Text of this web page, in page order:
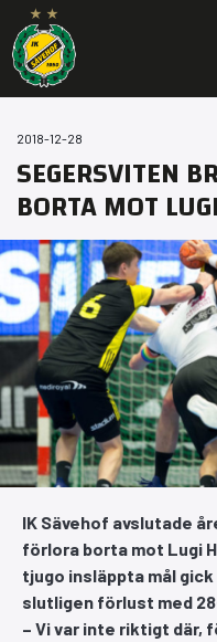
2018-12-28
SEGERSVITEN
BORTA MOT LUGI
IK Sävehof avslutade
förlora borta mot Lugi
tjugo insläppta mål
slutligen förlust med
– Vi var inte riktigt där,